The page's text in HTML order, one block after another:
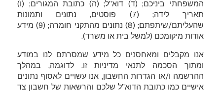
המשפחתי ביניכם; (ד) דוא”ל; (ה) כתובת המגורים; (ו)
תאריך לידה; (7) פוסטים, נתונים ותמונות
שהעליתם/שיתפתם; (8) נתונים מהתקני חומרה; (9) מידע
אודות מיקומכם (למשל בית או משרד).
אנו מקבלים ומאחסנים כל מידע שמסרתם לנו במודע
ומתוך הסכמה לתנאי מדיניות זו. לדוגמה, במהלך
ההרשמה ו/או הגדרות החשבון, אנו עשויים לאסוף נתונים
אישיים כמו כתובת הדוא”ל שלכם והרשאות של חשבון צד